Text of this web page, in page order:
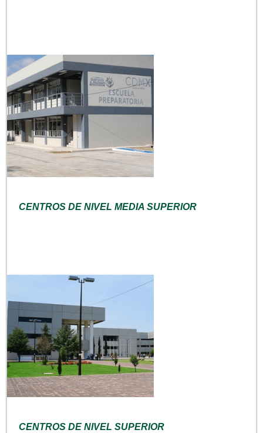
CENTROS DE NIVEL MEDIA SUPERIOR
CENTROS DE NIVEL SUPERIOR